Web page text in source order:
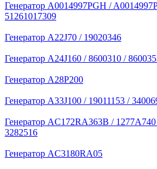
Генератор A0014997PGH /
51261017309
Генератор A22J70 / 19020346
Генератор A24J160 / 8600310 /
Генератор A28P200
Генератор A33J100 / 19011153 /
Генератор AC172RA363B /
3282516
Генератор AC3180RA05